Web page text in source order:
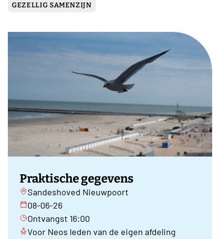
GEZELLIG SAMENZIJN
Praktische gegevens
Sandeshoved Nieuwpoort
08-06-26
Ontvangst 16:00
Voor Neos leden van de eigen afdeling